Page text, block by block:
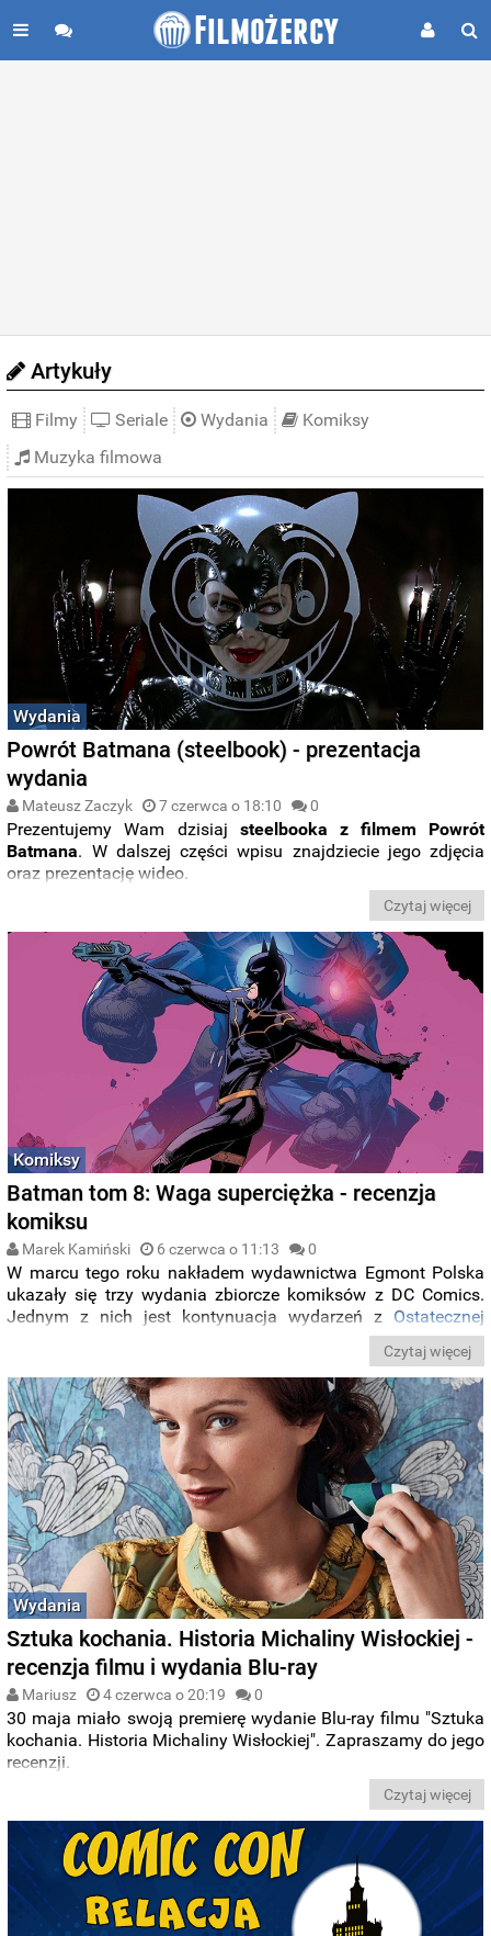
Artykuły
Filmy Seriale Wydania
Komiksy
Muzyka filmowa
Wydania
Powrót Batmana (steelbook) - prezentacja
wydania
Mateusz Zaczyk 7 czerwca o 18:10 0
Prezentujemy Wam dzisiaj steelbooka z filmem Powrót
Batmana. W dalszej części wpisu znajdziecie jego zdjęcia
oraz prezentację wideo.
Czytaj więcej
Komiksy
Batman tom 8: Waga superciężka - recenzja
komiksu
Marek Kamiński 6 czerwca o 11:13 0
W marcu tego roku nakładem wydawnictwa Egmont Polska
ukazały się trzy wydania zbiorcze komiksów z DC Comics.
Jednym z nich jest kontynuacja wydarzeń z Ostatecznej
Batman. Nowa część
wprowadza interesujące zmiany w status quo Mrocznego
Rycerza. Panie i Panowie, przed Państwem: Waga
superciężka. Zapraszam do lektury recenzji.
Czytaj więcej
Wydania
Sztuka kochania. Historia Michaliny Wisłockiej -
recenzja filmu i wydania Blu-ray
Mariusz 4 czerwca o 20:19 0
30 maja miało swoją premierę wydanie Blu-ray filmu "Sztuka
kochania. Historia Michaliny Wisłockiej". Zapraszamy do jego
recenzji.
Czytaj więcej